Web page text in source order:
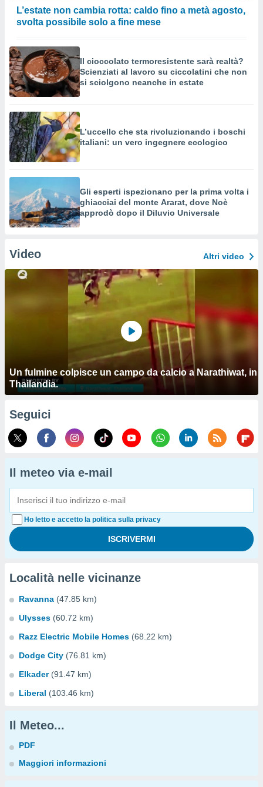
L’estate non cambia rotta: caldo fino a metà agosto,
svolta possibile solo a fine mese
Il cioccolato termoresistente sarà realtà?
Scienziati al lavoro su ciccolatini che non
si sciolgono neanche in estate
L’uccello che sta rivoluzionando i boschi
italiani: un vero ingegnere ecologico
Gli esperti ispezionano per la prima volta i
ghiacciai del monte Ararat, dove Noè
approdò dopo il Diluvio Universale
Video Altri video
Un fulmine colpisce un campo da calcio a Narathiwat, in
Thailandia.
Seguici
Il meteo via e-mail
Ho letto e accetto la politica sulla privacy
Località nelle vicinanze
Ravanna (47.85 km)
Ulysses (60.72 km)
Razz Electric Mobile Homes (68.22 km)
Dodge City (76.81 km)
Elkader (91.47 km)
Liberal (103.46 km)
Il Meteo...
PDF
Maggiori informazioni